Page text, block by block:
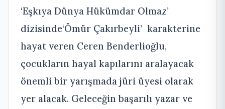
‘Eşkıya Dünya Hükümdar Olmaz’
dizisinde‘Ömür Çakırbeyli’ karakterine
hayat veren Ceren Benderlioğlu,
çocukların hayal kapılarını aralayacak
önemli bir yarışmada jüri üyesi olarak
yer alacak. Geleceğin başarılı yazar ve